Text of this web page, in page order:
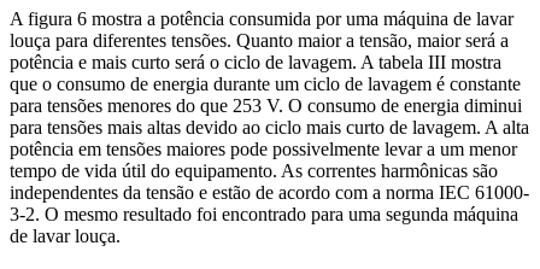
A figura 6 mostra a potência consumida por uma máquina de lavar
louça para diferentes tensões. Quanto maior a tensão, maior será a
potência e mais curto será o ciclo de lavagem. A tabela III mostra
que o consumo de energia durante um ciclo de lavagem é constante
para tensões menores do que 253 V. O consumo de energia diminui
para tensões mais altas devido ao ciclo mais curto de lavagem. A alta
potência em tensões maiores pode possivelmente levar a um menor
tempo de vida útil do equipamento. As correntes harmônicas são
independentes da tensão e estão de acordo com a norma IEC 61000-
3-2. O mesmo resultado foi encontrado para uma segunda máquina
de lavar louça.